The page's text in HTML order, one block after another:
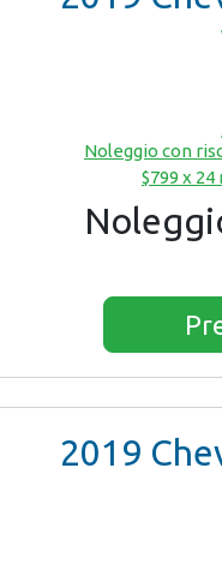
Noleggio con
$799 x 24
2019